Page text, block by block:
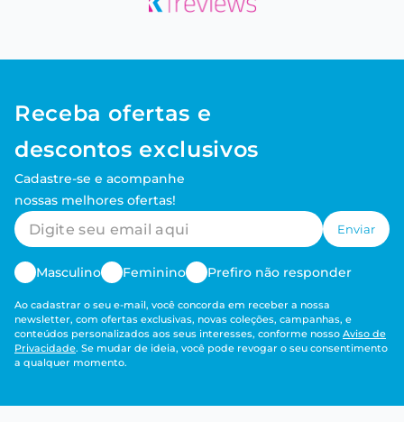
Receba ofertas e
descontos exclusivos
Cadastre-se e acompanhe
nossas melhores ofertas!
Enviar
Masculino Feminino Prefiro não responder
Ao cadastrar o seu e-mail, você concorda em receber a nossa
newsletter, com ofertas exclusivas, novas coleções, campanhas, e
conteúdos personalizados aos seus interesses, conforme nosso Aviso de
Privacidade. Se mudar de ideia, você pode revogar o seu consentimento
a qualquer momento.